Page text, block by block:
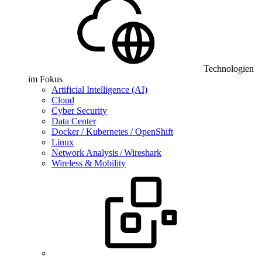
Technologien
im Fokus
Artificial Intelligence (AI)
Cloud
Cyber Security
Data Center
Docker / Kubernetes / OpenShift
Linux
Network Analysis / Wireshark
Wireless & Mobility